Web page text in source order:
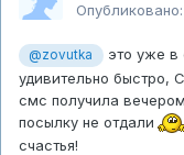
Опубликовано:
@zovutka
это уже в
удивительно быстро,
смс получила
посылку не отдали
счастья!